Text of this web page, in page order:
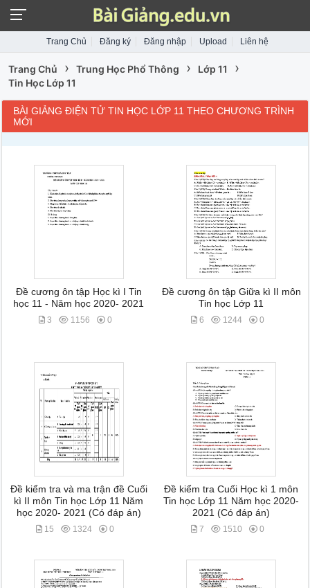
Trang Chủ Đăng ký Đăng nhập Upload Liên hệ
Trang Chủ › Trung Học Phổ Thông › Lớp 11 ›
Tin Học Lớp 11
BÀI GIẢNG ĐIỆN TỬ TIN HỌC LỚP 11 THEO CHƯƠNG TRÌNH
MỚI
Đề cương ôn tập Học kì I Tin
học 11 - Năm học 2020- 2021
3 1156 0
Đề cương ôn tập Giữa kì II môn
Tin học Lớp 11
6 1244 0
Đề kiểm tra và ma trận đề Cuối
kì II môn Tin học Lớp 11 Năm
học 2020- 2021 (Có đáp án)
15 1324 0
Đề kiểm tra Cuối Học kì 1 môn
Tin học Lớp 11 Năm học 2020-
2021 (Có đáp án)
7 1510 0